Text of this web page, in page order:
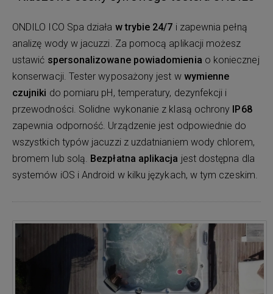
ONDILO ICO Spa działa w trybie 24/7 i zapewnia pełną
analizę wody w jacuzzi. Za pomocą aplikacji możesz
ustawić spersonalizowane powiadomienia o koniecznej
konserwacji. Tester wyposażony jest w wymienne
czujniki do pomiaru pH, temperatury, dezynfekcji i
przewodności. Solidne wykonanie z klasą ochrony IP68
zapewnia odporność. Urządzenie jest odpowiednie do
wszystkich typów jacuzzi z uzdatnianiem wody chlorem,
bromem lub solą. Bezpłatna aplikacja jest dostępna dla
systemów iOS i Android w kilku językach, w tym czeskim.